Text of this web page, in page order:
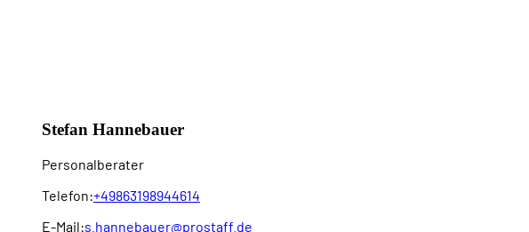
Stefan Hannebauer
Personalberater
Telefon:+49863198944614
E-Mail:s.hannebauer@prostaff.de